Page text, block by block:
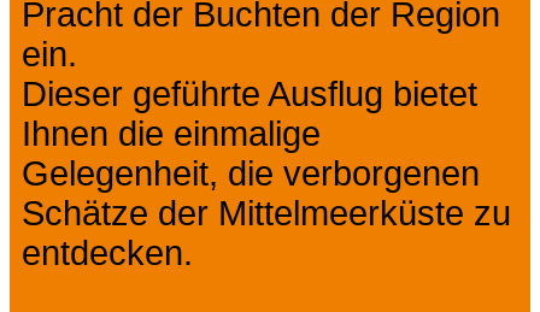
Pracht der Buchten der Region
ein.
Dieser geführte Ausflug bietet
Ihnen die einmalige
Gelegenheit, die verborgenen
Schätze der Mittelmeerküste zu
entdecken.